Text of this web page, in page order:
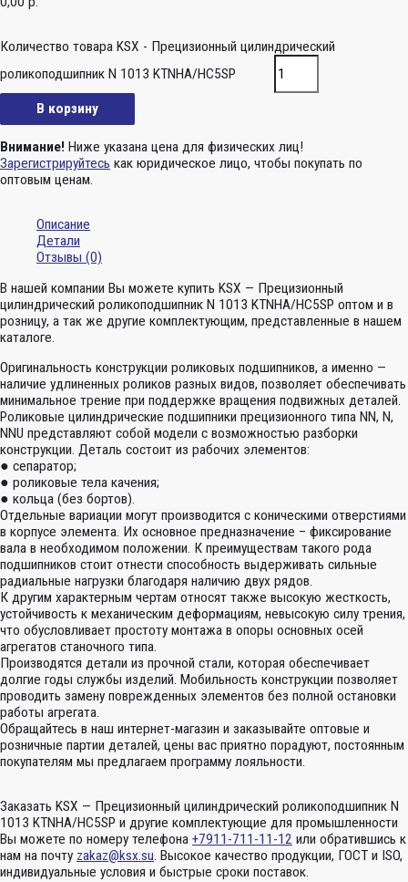
Количество товара KSX - Прецизионный цилиндрический
роликоподшипник N 1013 KTNHA/HC5SP
В корзину
Внимание! Ниже указана цена для физических лиц!
Зарегистрируйтесь как юридическое лицо, чтобы покупать по
оптовым ценам.
Описание
Детали
Отзывы (0)
В нашей компании Вы можете купить KSX — Прецизионный
цилиндрический роликоподшипник N 1013 KTNHA/HC5SP оптом и в
розницу, а так же другие комплектующим, представленные в нашем
каталоге.
Оригинальность конструкции роликовых подшипников, а именно —
наличие удлиненных роликов разных видов, позволяет обеспечивать
минимальное трение при поддержке вращения подвижных деталей.
Роликовые цилиндрические подшипники прецизионного типа NN, N,
NNU представляют собой модели с возможностью разборки
конструкции. Деталь состоит из рабочих элементов:
● сепаратор;
● роликовые тела качения;
● кольца (без бортов).
Отдельные вариации могут производится с коническими отверстиями
в корпусе элемента. Их основное предназначение – фиксирование
вала в необходимом положении. К преимуществам такого рода
подшипников стоит отнести способность выдерживать сильные
радиальные нагрузки благодаря наличию двух рядов.
К другим характерным чертам относят также высокую жесткость,
устойчивость к механическим деформациям, невысокую силу трения,
что обусловливает простоту монтажа в опоры основных осей
агрегатов станочного типа.
Производятся детали из прочной стали, которая обеспечивает
долгие годы службы изделий. Мобильность конструкции позволяет
проводить замену поврежденных элементов без полной остановки
работы агрегата.
Обращайтесь в наш интернет-магазин и заказывайте оптовые и
розничные партии деталей, цены вас приятно порадуют, постоянным
покупателям мы предлагаем программу лояльности.
Заказать KSX — Прецизионный цилиндрический роликоподшипник N
1013 KTNHA/HC5SP и другие комплектующие для промышленности
Вы можете по номеру телефона +7911-711-11-12 или обратившись к
нам на почту zakaz@ksx.su. Высокое качество продукции, ГОСТ и ISO,
индивидуальные условия и быстрые сроки поставок.